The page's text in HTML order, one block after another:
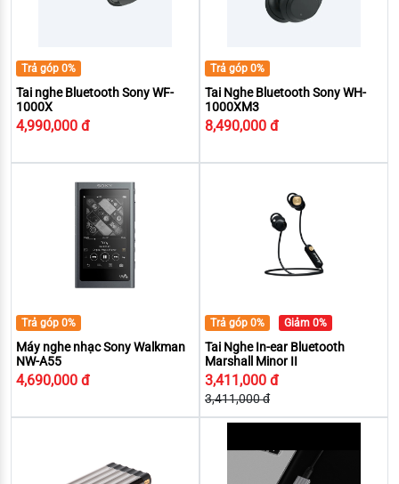
Trả góp 0%
Tai nghe Bluetooth Sony WF-
1000X
4,990,000 đ
Trả góp 0%
Tai Nghe Bluetooth Sony WH-
1000XM3
8,490,000 đ
Trả góp 0%
Máy nghe nhạc Sony Walkman
NW-A55
4,690,000 đ
Trả góp 0% Giảm 0%
Tai Nghe In-ear Bluetooth
Marshall Minor II
3,411,000 đ
3,411,000 đ